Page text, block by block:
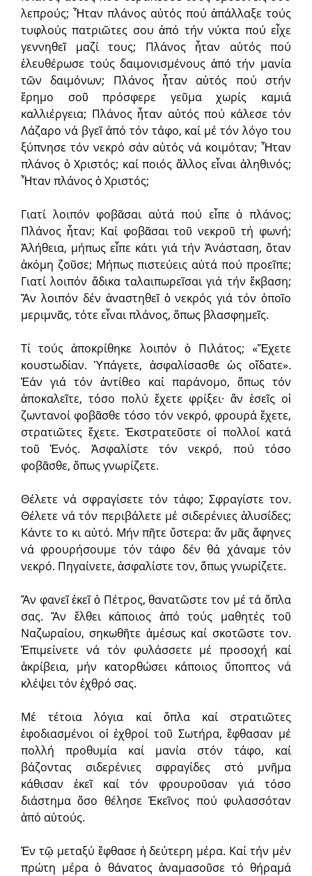
λεπρούς; Ἦταν πλάνος αὐτός πού ἀπάλλαξε τούς
τυφλούς πατριῶτες σου ἀπό τήν νύκτα πού εἶχε
γεννηθεῖ μαζί τους; Πλάνος ἦταν αὐτός πού
ἐλευθέρωσε τούς δαιμονισμένους ἀπό τήν μανία
τῶν δαιμόνων; Πλάνος ἦταν αὐτός πού στήν
ἔρημο σοῦ πρόσφερε γεῦμα χωρίς καμιά
καλλιέργεια; Πλάνος ἦταν αὐτός πού κάλεσε τόν
Λάζαρο νά βγεῖ ἀπό τόν τάφο, καί μέ τόν λόγο του
ξύπνησε τόν νεκρό σάν αὐτός νά κοιμόταν; Ἦταν
πλάνος ὁ Χριστός; καί ποιός ἄλλος εἶναι ἀληθινός;
Ἦταν πλάνος ὁ Χριστός;
Γιατί λοιπόν φοβᾶσαι αὐτά πού εἶπε ὁ πλάνος;
Πλάνος ἦταν; Καί φοβᾶσαι τοῦ νεκροῦ τή φωνή;
Ἀλήθεια, μήπως εἶπε κάτι γιά τήν Ἀνάσταση, ὅταν
ἀκόμη ζοῦσε; Μήπως πιστεύεις αὐτά πού προεῖπε;
Γιατί λοιπόν ἄδικα ταλαιπωρεῖσαι γιά τήν ἔκβαση;
Ἄν λοιπόν δέν ἀναστηθεῖ ὁ νεκρός γιά τόν ὁποῖο
μεριμνᾶς, τότε εἶναι πλάνος, ὅπως βλασφημεῖς.
Τί τούς ἀποκρίθηκε λοιπόν ὁ Πιλάτος; «Ἔχετε
κουστωδίαν. Ὑπάγετε, ἀσφαλίσασθε ὡς οἴδατε».
Ἐάν γιά τόν ἀντίθεο καί παράνομο, ὅπως τόν
ἀποκαλεῖτε, τόσο πολύ ἔχετε φρίξει· ἄν ἐσεῖς οἱ
ζωντανοί φοβᾶσθε τόσο τόν νεκρό, φρουρά ἔχετε,
στρατιῶτες ἔχετε. Ἐκστρατεῦστε οἱ πολλοί κατά
τοῦ Ἑνός. Ἀσφαλίστε τόν νεκρό, πού τόσο
φοβᾶσθε, ὅπως γνωρίζετε.
Θέλετε νά σφραγίσετε τόν τάφο; Σφραγίστε τον.
Θέλετε νά τόν περιβάλετε μέ σιδερένιες ἁλυσίδες;
Κάντε το κι αὐτό. Μήν πῆτε ὕστερα: ἄν μᾶς ἄφηνες
νά φρουρήσουμε τόν τάφο δέν θά χάναμε τόν
νεκρό. Πηγαίνετε, ἀσφαλίστε τον, ὅπως γνωρίζετε.
Ἄν φανεῖ ἐκεῖ ὁ Πέτρος, θανατῶστε τον μέ τά ὅπλα
σας. Ἄν ἔλθει κάποιος ἀπό τούς μαθητές τοῦ
Ναζωραίου, σηκωθῆτε ἀμέσως καί σκοτῶστε τον.
Ἐπιμείνετε νά τόν φυλάσσετε μέ προσοχή καί
ἀκρίβεια, μήν κατορθώσει κάποιος ὕποπτος νά
κλέψει τόν ἐχθρό σας.
Μέ τέτοια λόγια καί ὅπλα καί στρατιῶτες
ἐφοδιασμένοι οἱ ἐχθροί τοῦ Σωτήρα, ἔφθασαν μέ
πολλή προθυμία καί μανία στόν τάφο, καί
βάζοντας σιδερένιες σφραγίδες στό μνῆμα
κάθισαν ἐκεῖ καί τόν φρουροῦσαν γιά τόσο
διάστημα ὅσο θέλησε Ἐκεῖνος πού φυλασσόταν
ἀπό αὐτούς.
Ἐν τῷ μεταξύ ἔφθασε ἡ δεύτερη μέρα. Καί τήν μέν
πρώτη μέρα ὁ θάνατος ἀναμασοῦσε τό θήραμά